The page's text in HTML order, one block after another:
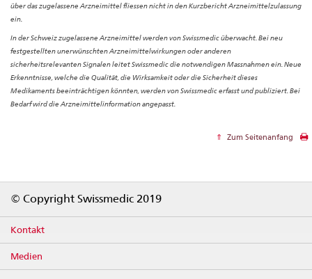
über das zugelassene Arzneimittel fliessen nicht in den Kurzbericht Arzneimittelzulassung
ein.
In der Schweiz zugelassene Arzneimittel werden von Swissmedic überwacht. Bei neu
festgestellten unerwünschten Arzneimittelwirkungen oder anderen
sicherheitsrelevanten Signalen leitet Swissmedic die notwendigen Massnahmen ein. Neue
Erkenntnisse, welche die Qualität, die Wirksamkeit oder die Sicherheit dieses
Medikaments beeinträchtigen könnten, werden von Swissmedic erfasst und publiziert. Bei
Bedarf wird die Arzneimittelinformation angepasst.
Zum Seitenanfang
© Copyright Swissmedic 2019
Kontakt
Medien